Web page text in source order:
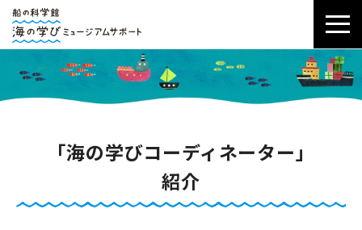
「海の学びコーディネーター」
紹介